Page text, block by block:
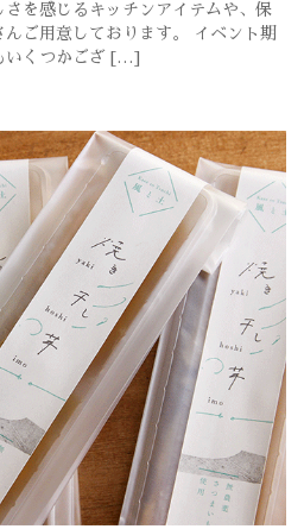
を感じるキッチンアイテムや、保
ご用意しております。 イベント期
いくつかござ […]